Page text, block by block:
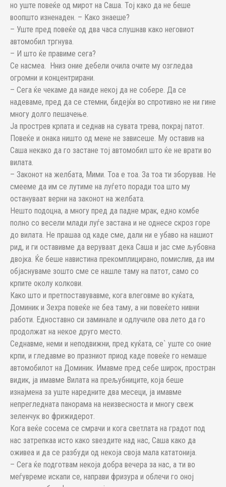
но уште повеќе од мирот на Саша. Тој како да не беше
воопшто изненаден. – Како знаеше?
– Уште пред повеќе од два часа слушнав како неговиот
автомобил тргнува.
– И што ќе правиме сега?
Се насмеа. Нниз оние дебели очила очите му озгледаа
огромни и концентрирани.
– Сега ќе чекаме да наиде некој да не собере. Да се
надеваме, пред да се стемни, бидејќи во спротивно не ни гине
многу долго пешачење.
Ја прострев крпата и седнав на сувата трева, покрај патот.
Повеќе и онака ништо од мене не зависеше. Му оставив на
Саша некако да го застане тој автомобил што ќе не врати во
вилата.
– Законот на желбата, Мими. Тоа е тоа. За тоа ти зборував. Не
смееме да им се лутиме на луѓето поради тоа што му
остануваат верни на законот на желбата.
Нешто подоцна, а многу пред да падне мрак, едно комбе
полно со весели млади луѓе застана и не однесе скроз горе
до вилата. Не прашаа од каде сме, дали ни е убаво на нашиот
рид, и ги оставивме да веруваат дека Саша и јас сме љубовна
двојка. Ќе беше навистина прекомплицирано, помислив, да им
објаснуваме зошто сме се нашле таму на патот, само со
крпите околу колкови.
Како што и претпоставувавме, кога влеговме во куќата,
Доминик и Зехра повеќе не беа таму, а ни повеќето нивни
работи. Едноставно си заминале и одлучиле ова лето да го
продолжат на некое друго место.
Седнавме, неми и неподвижни, пред куќата, се` уште со оние
крпи, и гледавме во празниот приод каде повеќе го немаше
автомобилот на Доминик. Имавме пред себе широк, простран
видик, ја имавме Вилата на прељубниците, која беше
изнајмена за уште наредните два месеци, ја имавме
непрегледната панорама на неизвесноста и многу свеж
зеленчук во фрижидерот.
Кога веќе сосема се смрачи и кога светлата на градот под
нас затрепкаа исто како ѕвездите над нас, Саша како да
оживеа и да се разбуди од некоја своја мала кататонија.
– Сега ќе подготвам некоја добра вечера за нас, а ти во
меѓувреме искапи се, направи фризура и облечи го оној